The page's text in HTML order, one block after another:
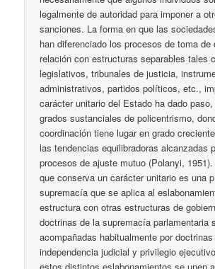
legalmente de autoridad para imponer a
sanciones. La forma en que las
han diferenciado los procesos de toma de
relación con estructuras separables tales
legislativos, tribunales de justicia,
administrativos, partidos políticos, etc.,
carácter unitario del Estado ha dado
grados sustanciales de policentrismo,
coordinación tiene lugar en grado
las tendencias equilibradoras alcanzadas
procesos de ajuste mutuo (Polanyi,
que conserva un carácter unitario es una
supremacía que se aplica al
estructura con otras estructuras de
doctrinas de la supremacía parlamentaria
acompañadas habitualmente por
independencia judicial y privilegio